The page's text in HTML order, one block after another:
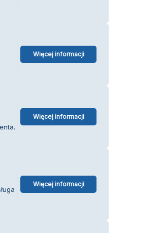
Więcej informacji
Więcej informacji
Więcej informacji